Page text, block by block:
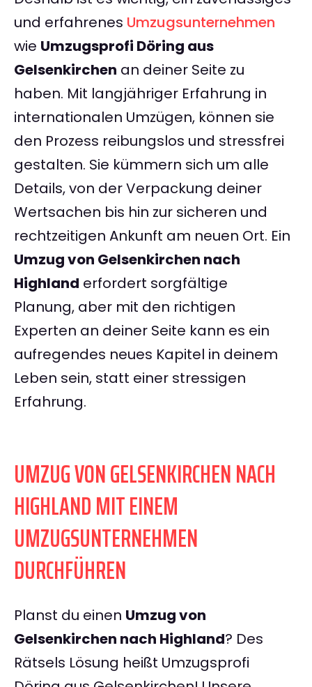
und erfahrenes Umzugsunternehmen
wie Umzugsprofi Döring aus
Gelsenkirchen an deiner Seite zu
haben. Mit langjähriger Erfahrung in
internationalen Umzügen, können sie
den Prozess reibungslos und stressfrei
gestalten. Sie kümmern sich um alle
Details, von der Verpackung deiner
Wertsachen bis hin zur sicheren und
rechtzeitigen Ankunft am neuen Ort. Ein
Umzug von Gelsenkirchen nach
Highland erfordert sorgfältige
Planung, aber mit den richtigen
Experten an deiner Seite kann es ein
aufregendes neues Kapitel in deinem
Leben sein, statt einer stressigen
Erfahrung.
UMZUG VON GELSENKIRCHEN NACH
HIGHLAND MIT EINEM
UMZUGSUNTERNEHMEN
DURCHFÜHREN
Planst du einen Umzug von
Gelsenkirchen nach Highland? Des
Rätsels Lösung heißt Umzugsprofi